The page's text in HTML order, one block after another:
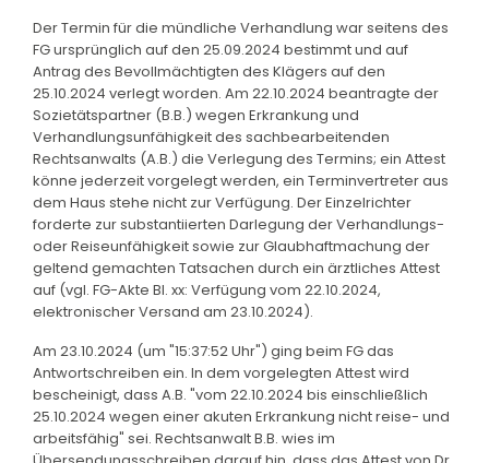
Der Termin für die mündliche Verhandlung war seitens des
FG ursprünglich auf den 25.09.2024 bestimmt und auf
Antrag des Bevollmächtigten des Klägers auf den
25.10.2024 verlegt worden. Am 22.10.2024 beantragte der
Sozietätspartner (B.B.) wegen Erkrankung und
Verhandlungsunfähigkeit des sachbearbeitenden
Rechtsanwalts (A.B.) die Verlegung des Termins; ein Attest
könne jederzeit vorgelegt werden, ein Terminvertreter aus
dem Haus stehe nicht zur Verfügung. Der Einzelrichter
forderte zur substantiierten Darlegung der Verhandlungs-
oder Reiseunfähigkeit sowie zur Glaubhaftmachung der
geltend gemachten Tatsachen durch ein ärztliches Attest
auf (vgl. FG-Akte Bl. xx: Verfügung vom 22.10.2024,
elektronischer Versand am 23.10.2024).
Am 23.10.2024 (um "15:37:52 Uhr") ging beim FG das
Antwortschreiben ein. In dem vorgelegten Attest wird
bescheinigt, dass A.B. "vom 22.10.2024 bis einschließlich
25.10.2024 wegen einer akuten Erkrankung nicht reise- und
arbeitsfähig" sei. Rechtsanwalt B.B. wies im